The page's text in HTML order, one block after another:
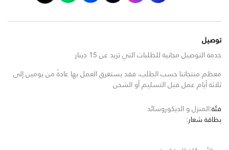
توصيل
خدمة التوصيل مجانية للطلبات التي تزيد عن 15 دينار
معظم منتجاتنا حسب الطلب، فقد يستغرق العمل بها عادةً من يومين إلى
ثلاثة أيام عمل قبل التسليم أو الشحن
فئة:المنزل و الديكوروسائد
بطاقة شعار: